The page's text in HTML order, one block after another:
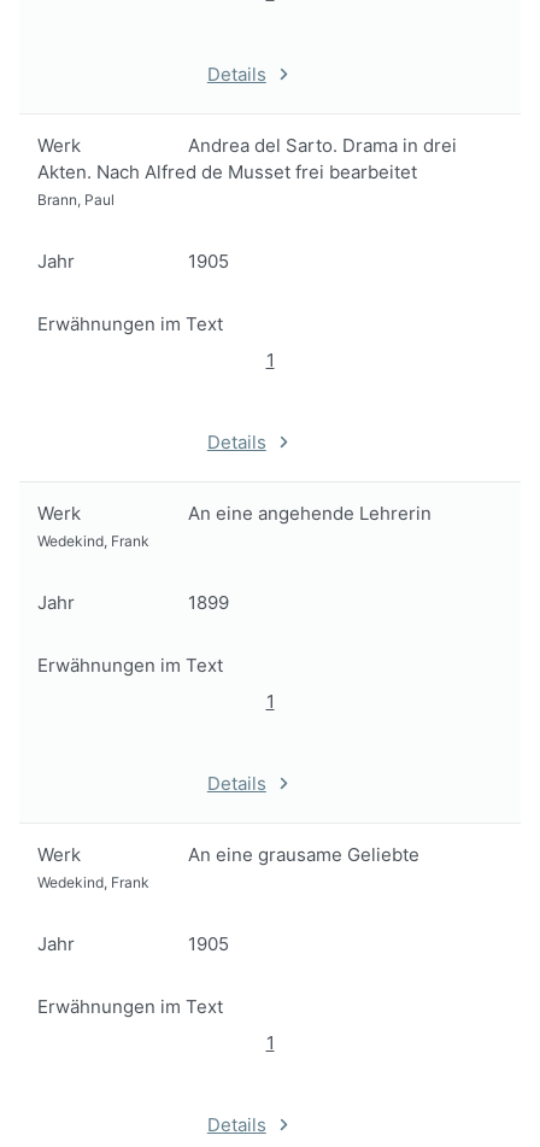
Details
Werk
Andrea del Sarto. Drama in drei
Akten. Nach Alfred de Musset frei bearbeitet
Brann, Paul
Jahr 1905
Erwähnungen im Text
1
Details
Werk An eine angehende Lehrerin
Wedekind, Frank
Jahr 1899
Erwähnungen im Text
1
Details
Werk An eine grausame Geliebte
Wedekind, Frank
Jahr 1905
Erwähnungen im Text
1
Details